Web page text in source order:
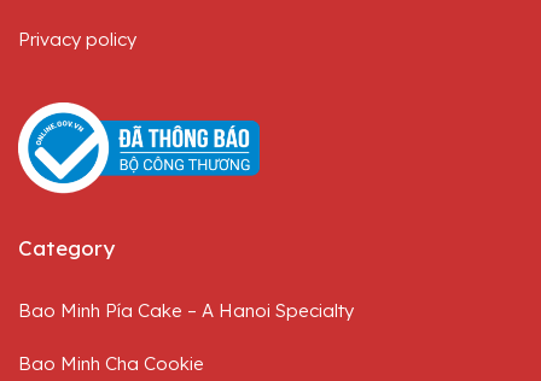
Privacy policy
Category
Bao Minh Pía Cake – A Hanoi Specialty
Bao Minh Cha Cookie